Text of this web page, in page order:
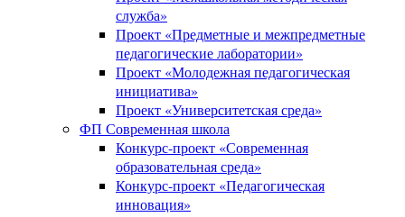
служба»
Проект «Предметные и межпредметные
педагогические лаборатории»
Проект «Молодежная педагогическая
инициатива»
Проект «Университетская среда»
ФП Современная школа
Конкурс-проект «Современная
образовательная среда»
Конкурс-проект «Педагогическая
инновация»